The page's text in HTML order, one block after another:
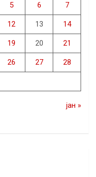
5 6 7
12 13 14
19 20 21
26 27 28
јан »